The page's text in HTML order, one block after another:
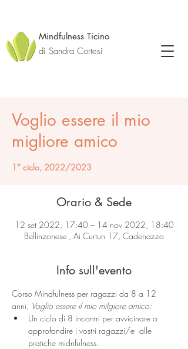
Mindfulness Ticino
di Sandra Cortesi
Voglio essere il mio
migliore amico
1° ciclo, 2022/2023
Orario & Sede
12 set 2022, 17:40 – 14 nov 2022, 18:40
Bellinzonese , Ai Curtun 17, Cadenazzo
Info sull'evento
Corso Mindfulness per ragazzi da 8 a 12
anni, Voglio essere il mio milgiore amico:
Un ciclo di 8 incontri per avvicinare o
approfondire i vostri ragazzi/e  alle
pratiche midnfulness.